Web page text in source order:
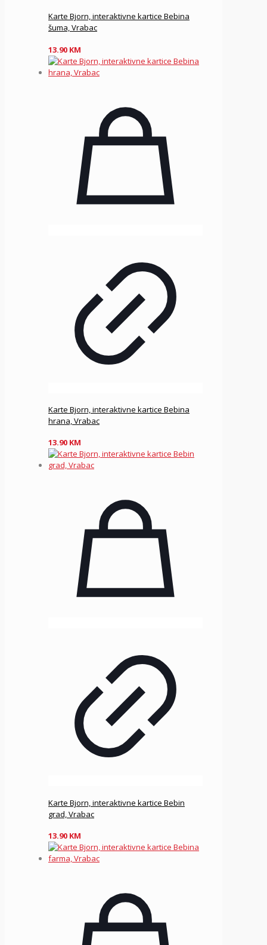
Karte Bjorn, interaktivne kartice Bebina
šuma, Vrabac
13.90 KM
Karte Bjorn, interaktivne kartice Bebina
hrana, Vrabac
13.90 KM
Karte Bjorn, interaktivne kartice Bebin
grad, Vrabac
13.90 KM